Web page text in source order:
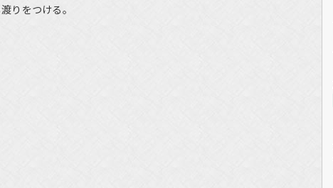
りをつける。